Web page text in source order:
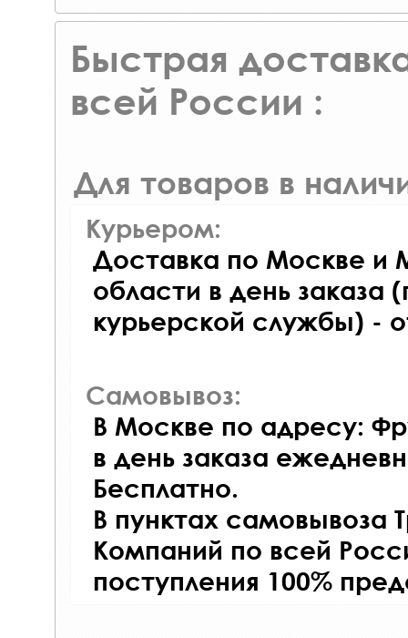
Быстрая
всей России :
Для товаров в
Курьером:
Доставка по Москве и
области в день заказа
курьерской службы) -
Самовывоз:
В Москве по адресу:
в день заказа
Бесплатно.
В пунктах самовывоза
Компаний по всей
поступления 100%